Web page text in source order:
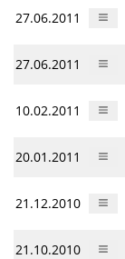
27.06.2011
27.06.2011
10.02.2011
20.01.2011
21.12.2010
21.10.2010